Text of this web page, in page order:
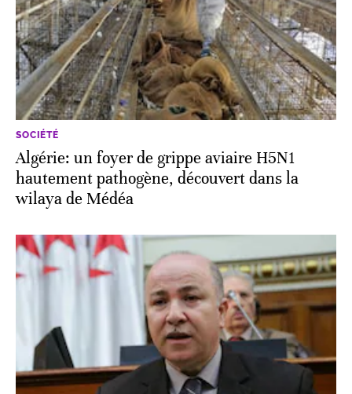
SOCIÉTÉ
Algérie: un foyer de grippe aviaire H5N1
hautement pathogène, découvert dans la
wilaya de Médéa